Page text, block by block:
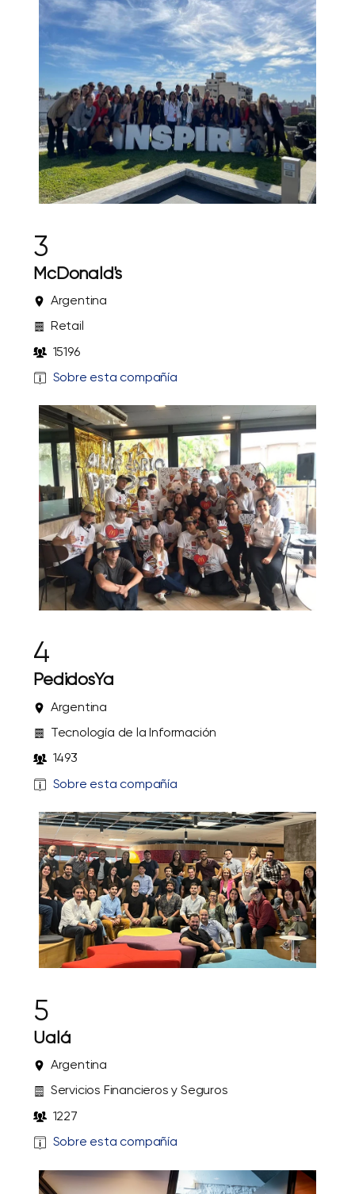
3
McDonald's
Argentina
Retail
15196
Sobre esta compañía
4
PedidosYa
Argentina
Tecnología de la Información
1493
Sobre esta compañía
5
Ualá
Argentina
Servicios Financieros y Seguros
1227
Sobre esta compañía